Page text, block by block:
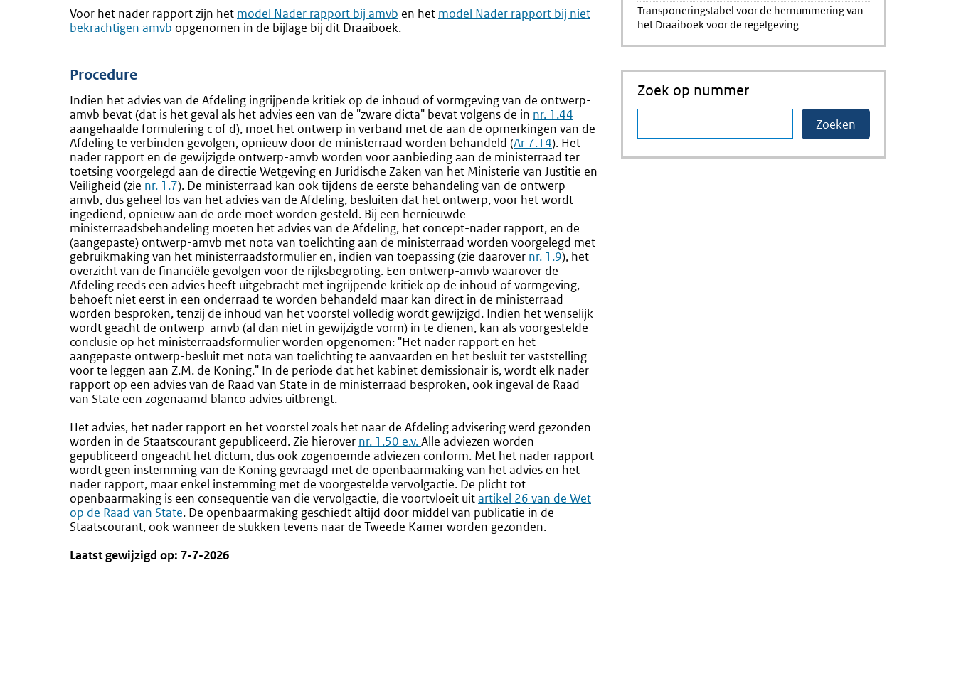
Voor het nader rapport zijn het model Nader rapport bij amvb en het model Nader rapport bij niet
bekrachtigen amvb opgenomen in de bijlage bij dit Draaiboek.
Procedure
Indien het advies van de Afdeling ingrijpende kritiek op de inhoud of vormgeving van de ontwerp-
amvb bevat (dat is het geval als het advies een van de "zware dicta" bevat volgens de in nr. 1.44
aangehaalde formulering c of d), moet het ontwerp in verband met de aan de opmerkingen van de
Afdeling te verbinden gevolgen, opnieuw door de ministerraad worden behandeld (Ar 7.14). Het
nader rapport en de gewijzigde ontwerp-amvb worden voor aanbieding aan de ministerraad ter
toetsing voorgelegd aan de directie Wetgeving en Juridische Zaken van het Ministerie van Justitie en
Veiligheid (zie nr. 1.7). De ministerraad kan ook tijdens de eerste behandeling van de ontwerp-
amvb, dus geheel los van het advies van de Afdeling, besluiten dat het ontwerp, voor het wordt
ingediend, opnieuw aan de orde moet worden gesteld. Bij een hernieuwde
ministerraadsbehandeling moeten het advies van de Afdeling, het concept-nader rapport, en de
(aangepaste) ontwerp-amvb met nota van toelichting aan de ministerraad worden voorgelegd met
gebruikmaking van het ministerraadsformulier en, indien van toepassing (zie daarover nr. 1.9), het
overzicht van de financiële gevolgen voor de rijksbegroting. Een ontwerp-amvb waarover de
Afdeling reeds een advies heeft uitgebracht met ingrijpende kritiek op de inhoud of vormgeving,
behoeft niet eerst in een onderraad te worden behandeld maar kan direct in de ministerraad
worden besproken, tenzij de inhoud van het voorstel volledig wordt gewijzigd. Indien het wenselijk
wordt geacht de ontwerp-amvb (al dan niet in gewijzigde vorm) in te dienen, kan als voorgestelde
conclusie op het ministerraadsformulier worden opgenomen: "Het nader rapport en het
aangepaste ontwerp-besluit met nota van toelichting te aanvaarden en het besluit ter vaststelling
voor te leggen aan Z.M. de Koning." In de periode dat het kabinet demissionair is, wordt elk nader
rapport op een advies van de Raad van State in de ministerraad besproken, ook ingeval de Raad
van State een zogenaamd blanco advies uitbrengt.
Het advies, het nader rapport en het voorstel zoals het naar de Afdeling advisering werd gezonden
worden in de Staatscourant gepubliceerd. Zie hierover nr. 1.50 e.v.Alle adviezen worden
gepubliceerd ongeacht het dictum, dus ook zogenoemde adviezen conform. Met het nader rapport
wordt geen instemming van de Koning gevraagd met de openbaarmaking van het advies en het
nader rapport, maar enkel instemming met de voorgestelde vervolgactie. De plicht tot
openbaarmaking is een consequentie van die vervolgactie, die voortvloeit uitExterne
link:
artikel 26 van de Wet
op de Raad van State. De openbaarmaking geschiedt altijd door middel van publicatie in de
Staatscourant, ook wanneer de stukken tevens naar de Tweede Kamer worden gezonden.
Laatst gewijzigd op: 7-7-2026
Transponeringstabel voor de hernummering van
het Draaiboek voor de regelgeving
Zoek op nummer